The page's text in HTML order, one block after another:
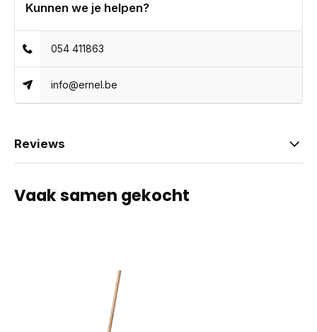
Kunnen we je helpen?
054 411863
info@ernel.be
Reviews
Vaak samen gekocht